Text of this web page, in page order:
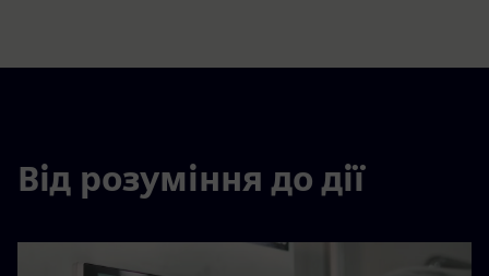
Від розуміння до дії